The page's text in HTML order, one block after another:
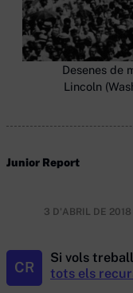
Desenes de
Lincoln
Junior Report
3 D'ABRIL DE 2018
CR
Si vols
tots els